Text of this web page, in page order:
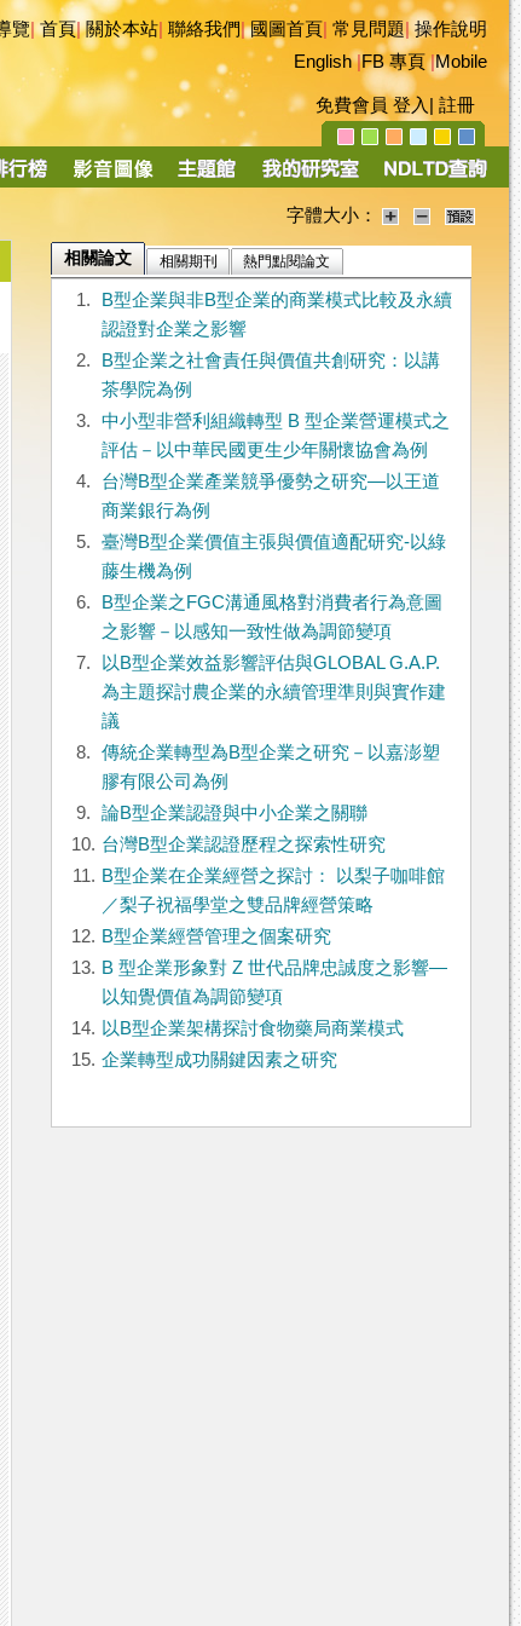
覽|首頁|關於本站 聯絡我們|國圖首頁 常見問題|操作說明
English|FB 專頁|Mobile
免費會員 登入 註冊
字體大小：
相關論文 相關期刊 熱門點閱論文
1.
B型企業與非B型企業的商業模式比較及永續
認證對企業之影響
2.
B型企業之社會責任與價值共創研究：以講
茶學院為例
3.
中小型非營利組織轉型 B 型企業營運模式之
評估－以中華民國更生少年關懷協會為例
4.
台灣B型企業產業競爭優勢之研究—以王道
商業銀行為例
5.
臺灣B型企業價值主張與價值適配研究-以綠
藤生機為例
6.
B型企業之FGC溝通風格對消費者行為意圖
之影響－以感知一致性做為調節變項
7.
以B型企業效益影響評估與GLOBAL G.A.P.
為主題探討農企業的永續管理準則與實作建
議
8.
傳統企業轉型為B型企業之研究－以嘉澎塑
膠有限公司為例
9.
論B型企業認證與中小企業之關聯
10. 台灣B型企業認證歷程之探索性研究
11. B型企業在企業經營之探討： 以梨子咖啡館
／梨子祝福學堂之雙品牌經營策略
12. B型企業經營管理之個案研究
13. B 型企業形象對 Z 世代品牌忠誠度之影響—
以知覺價值為調節變項
14. 以B型企業架構探討食物藥局商業模式
15. 企業轉型成功關鍵因素之研究